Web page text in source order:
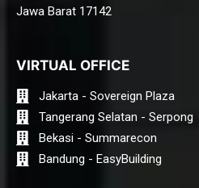
Jawa Barat 17142
VIRTUAL OFFICE
Jakarta - Sovereign Plaza
Tangerang Selatan - Serpong
Bekasi - Summarecon
Bandung - EasyBuilding